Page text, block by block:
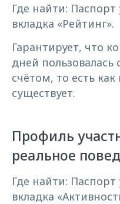
Где найти: Паспорт
вкладка «Рейтинг».
Гарантирует, что
дней
счётом, то есть
существует.
Профиль
реальное
Где найти: Паспорт
вкладка